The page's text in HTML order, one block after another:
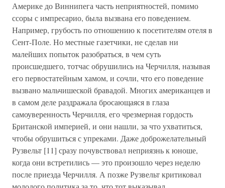
Америке до Виннипега часть неприятностей, помимо
ссоры с импресарио, была вызвана его поведением.
Например, грубость по отношению к посетителям отеля в
Сент-Поле. Но местные газетчики, не сделав ни
малейших попыток разобраться, в чем суть
происшедшего, тотчас обрушились на Черчилля, называя
его первостатейным хамом, и сочли, что его поведение
вызвано мальчишеской бравадой. Многих американцев и
в самом деле раздражала бросающаяся в глаза
самоуверенность Черчилля, его чрезмерная гордость
Британской империей, и они нашли, за что ухватиться,
чтобы обрушиться с упреками. Даже доброжелательный
Рузвельт [11] сразу почувствовал неприязнь к юноше,
когда они встретились — это произошло через неделю
после приезда Черчилля. А позже Рузвельт критиковал